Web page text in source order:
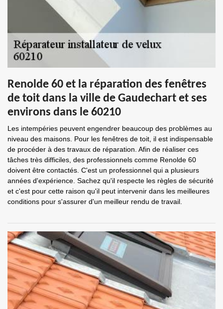
Renolde 60 et la réparation des fenêtres
de toit dans la ville de Gaudechart et ses
environs dans le 60210
Les intempéries peuvent engendrer beaucoup des problèmes au
niveau des maisons. Pour les fenêtres de toit, il est indispensable
de procéder à des travaux de réparation. Afin de réaliser ces
tâches très difficiles, des professionnels comme Renolde 60
doivent être contactés. C'est un professionnel qui a plusieurs
années d'expérience. Sachez qu'il respecte les règles de sécurité
et c'est pour cette raison qu'il peut intervenir dans les meilleures
conditions pour s'assurer d'un meilleur rendu de travail.